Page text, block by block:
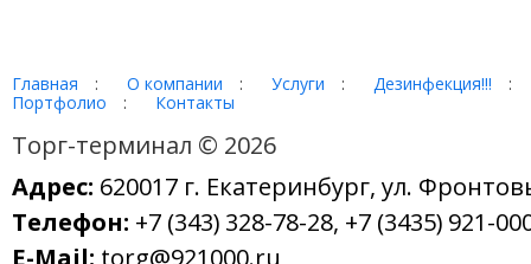
Дезинфекция!!!
Портфолио
Контакты
Торг-терминал © 2026
Адрес: 620017 г. Екатеринбург, ул.
Телефон: +7 (343) 328-78-28, +7 (3435) 921-
E-Mail: torg@921000.ru